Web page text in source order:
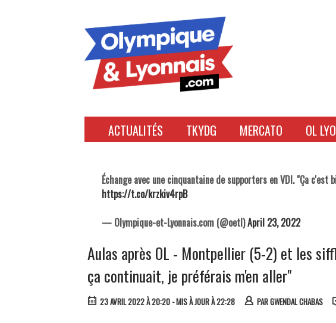
ACTUALITÉS TKYDG MERCATO OL
Échange avec une cinquantaine de supporters en VDI. "Ça c'est
https://t.co/krzkiv4rpB
— Olympique-et-Lyonnais.com (@oetl)April 23, 2022
Aulas après OL - Montpellier (5-2) et les
ça continuait, je préférais m'en aller"
23 AVRIL 2022 À 20:20 - MIS À JOUR À 22:28 PARGWENDAL CHABAS